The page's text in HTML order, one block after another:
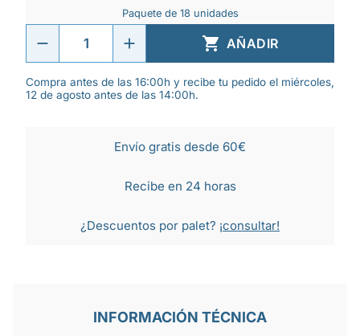
Paquete de 18 unidades
 AÑADIR
Compra antes de las 16:00h y recibe tu pedido el miércoles,
12 de agosto antes de las 14:00h.
Envío gratis desde 60€
Recibe en 24 horas
¿Descuentos por palet? ¡consultar!
INFORMACIÓN TÉCNICA